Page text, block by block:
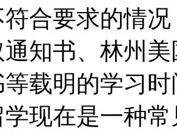
合要求的情
通知书、林州
载明的学习
学现在是一种